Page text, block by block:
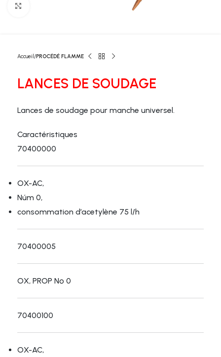
Accueil PROCÉDÉ FLAMME
LANCES DE SOUDAGE
Lances de soudage pour manche universel.
Caractéristiques
70400000
OX-AC,
Núm 0,
consommation d’acetylène 75 l/h
70400005
OX, PROP Nº 0
70400100
OX-AC,